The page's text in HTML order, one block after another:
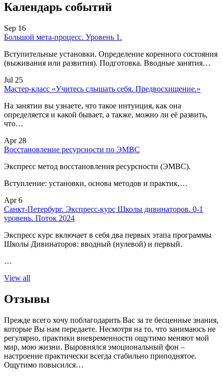
Календарь событий
Sep 16
Большой мета-процесс. Уровень 1.
Вступительные установки. Определение коренного состояния
(выживания или развития). Подготовка. Вводные занятия…
Jul 25
Мастер-класс «Учитесь слышать себя. Предвосхищение.»
На занятии вы узнаете, что такое интуиция, как она
определяется и какой бывает, а также, можно ли её развить,
что…
Apr 28
Восстановление ресурсности по ЭМВС
Экспресс метод восстановления ресурсности (ЭМВС).
Вступление: установки, основа методов и практик,…
Apr 6
Санкт-Петербург. Экспресс-курс Школы дивинаторов. 0-1
уровень. Поток 2024
Экспресс курс включает в себя два первых этапа программы
Школы Дивинаторов: вводный (нулевой) и первый.
…
View all
Отзывы
Прежде всего хочу поблагодарить Вас за те бесценные знания,
которые Вы нам передаете. Несмотря на то, что занимаюсь не
регулярно, практики вневременности ощутимо меняют мой
мир, мою жизни. Выровнялся эмоциональный фон –
настроение практически всегда стабильно приподнятое.
Ощутимо повысился…